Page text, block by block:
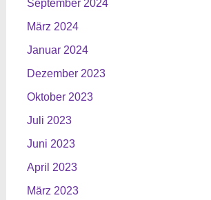
September 2024
März 2024
Januar 2024
Dezember 2023
Oktober 2023
Juli 2023
Juni 2023
April 2023
März 2023